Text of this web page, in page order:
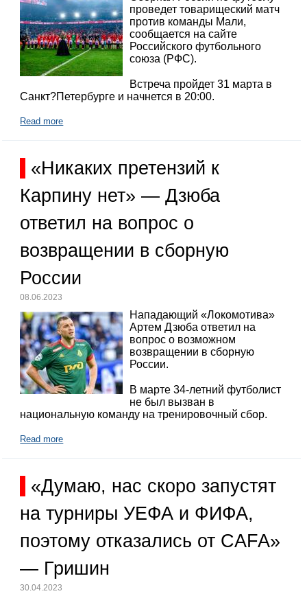
проведет товарищеский матч
против команды Мали,
сообщается на сайте
Российского футбольного
союза (РФС).
Встреча пройдет 31 марта в
Санкт?Петербурге и начнется в 20:00.
Read more
«Никаких претензий к
Карпину нет» — Дзюба
ответил на вопрос о
возвращении в сборную
России
08.06.2023
Нападающий «Локомотива»
Артем Дзюба ответил на
вопрос о возможном
возвращении в сборную
России.
В марте 34-летний футболист
не был вызван в
национальную команду на тренировочный сбор.
Read more
«Думаю, нас скоро запустят
на турниры УЕФА и ФИФА,
поэтому отказались от CAFA»
— Гришин
30.04.2023